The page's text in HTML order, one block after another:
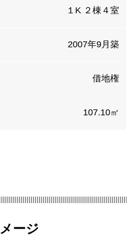
１K ２棟４室
2007年9月築
借地権
107.10㎡
ージ